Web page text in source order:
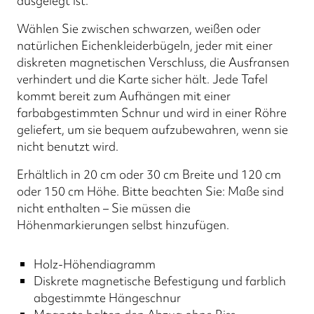
Wählen Sie zwischen schwarzen, weißen oder
natürlichen Eichenkleiderbügeln, jeder mit einer
diskreten magnetischen Verschluss, die Ausfransen
verhindert und die Karte sicher hält. Jede Tafel
kommt bereit zum Aufhängen mit einer
farbabgestimmten Schnur und wird in einer Röhre
geliefert, um sie bequem aufzubewahren, wenn sie
nicht benutzt wird.
Erhältlich in 20 cm oder 30 cm Breite und 120 cm
oder 150 cm Höhe. Bitte beachten Sie: Maße sind
nicht enthalten – Sie müssen die
Höhenmarkierungen selbst hinzufügen.
Holz-Höhendiagramm
Diskrete magnetische Befestigung und farblich
abgestimmte Hängeschnur